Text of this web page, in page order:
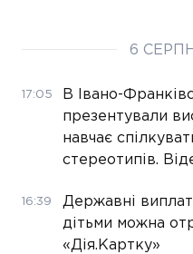
6
17:05
В Івано-
презентували
навчає
стереотипів.
16:39
Державні
дітьми можна
«Дія.Картку»